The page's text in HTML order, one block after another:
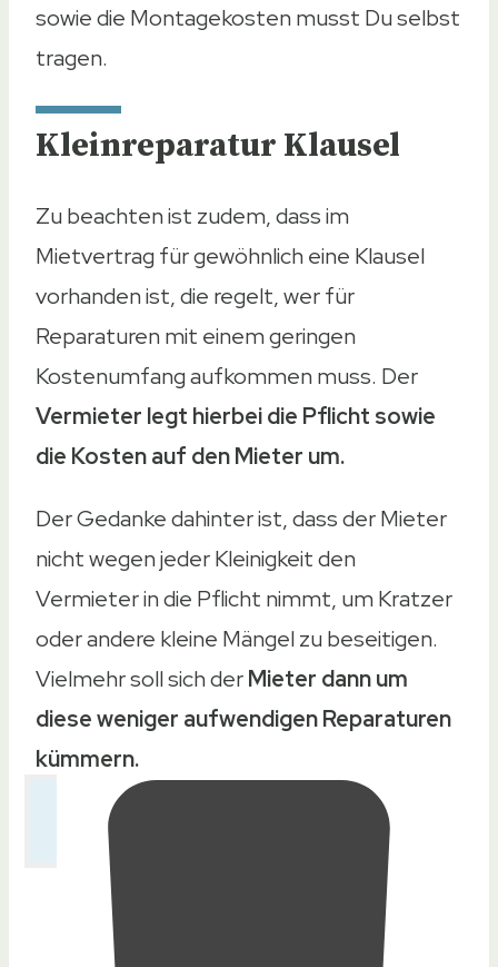
sowie die Montagekosten musst Du selbst
tragen.
Kleinreparatur Klausel
Zu beachten ist zudem, dass im
Mietvertrag für gewöhnlich eine Klausel
vorhanden ist, die regelt, wer für
Reparaturen mit einem geringen
Kostenumfang aufkommen muss. Der
Vermieter legt hierbei die Pflicht sowie
die Kosten auf den Mieter um.
Der Gedanke dahinter ist, dass der Mieter
nicht wegen jeder Kleinigkeit den
Vermieter in die Pflicht nimmt, um Kratzer
oder andere kleine Mängel zu beseitigen.
Vielmehr soll sich derMieter dann um
diese weniger aufwendigen Reparaturen
kümmern.